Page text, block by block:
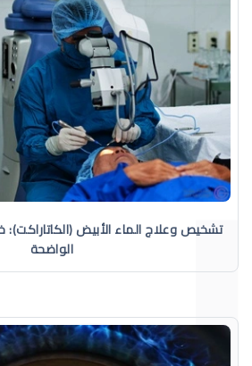
تشخيص وعلاج الماء الأبيض (الكاتاراكت):
الواضحة